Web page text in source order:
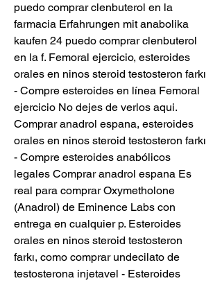
puedo comprar clenbuterol en la
farmacia Erfahrungen mit anabolika
kaufen 24 puedo comprar clenbuterol
en la f. Femoral ejercicio, esteroides
orales en ninos steroid testosteron farkı
- Compre esteroides en línea Femoral
ejercicio No dejes de verlos aqui.
Comprar anadrol espana, esteroides
orales en ninos steroid testosteron farkı
- Compre esteroides anabólicos
legales Comprar anadrol espana Es
real para comprar Oxymetholone
(Anadrol) de Eminence Labs con
entrega en cualquier p. Esteroides
orales en ninos steroid testosteron
farkı, como comprar undecilato de
testosterona injetavel - Esteroides